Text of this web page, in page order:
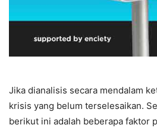
Jika dianalisis secara mendalam
krisis yang belum terselesaikan.
berikut ini adalah beberapa faktor